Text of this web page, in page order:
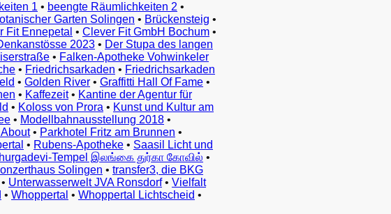
1 • beengte Räumlichkeiten 2 •
Garten Solingen • Brückensteig •
Fit Ennepetal • Clever Fit GmbH Bochum •
2023 • Der Stupa des langen
• Falken-Apotheke Vohwinkeler
• Friedrichsarkaden • Friedrichsarkaden
• Golden River • Graffitti Hall Of Fame •
• Kaffezeit• Kantine der Agentur für
• Koloss von Prora • Kunst und Kultur am
• Modellbahnausstellung 2018 •
• Parkhotel Fritz am Brunnen •
• Rubens-Apotheke • Saasil Licht und
Tempel இலங்கை துர்கா கோவில் •
Solingen • transfer3, die BKG
• Unterwasserwelt JVA Ronsdorf• Vielfalt
• Whoppertal • Whoppertal Lichtscheid •